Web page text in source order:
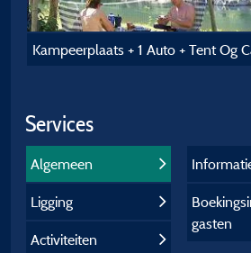
Kampeerplaats + 1 Auto + Tent Og
Services
Algemeen
Ligging
Activiteiten
gasten